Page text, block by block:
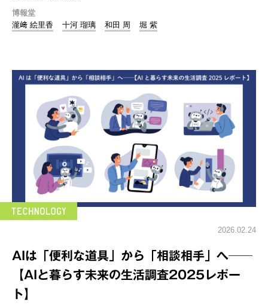
博報堂
瀧﨑 絵里香
十河 瑠璃 和田 周 堀 紫
2026.02.24
AIは「便利な道具」から「相談相手」へ──
【AIと暮らす未来の生活調査2025レポー
ト】